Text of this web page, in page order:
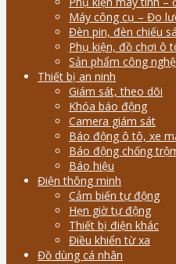
Máy công cụ – Đo
Đèn pin, đèn chiếu
Phụ kiện, đồ chơi ô
Sản phẩm công
Thiết bị an ninh
Giám sát, theo dõi
Khóa báo động
Camera giám sát
Báo động ô tô, xe
Báo động chống
Báo hiệu
Điện thông minh
Cảm biến tự động
Hẹn giờ tự động
Thiết bị điện khác
Điều khiển từ xa
Đồ dùng cá nhân